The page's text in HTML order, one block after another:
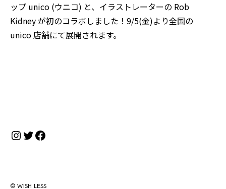
ップ unico (ウニコ) と、イラストレーターの Rob
Kidney が初のコラボしました！9/5(金)より全国の
unico 店舗にて展開されます。
Instagram
Twitter
Facebook
© WISH LESS